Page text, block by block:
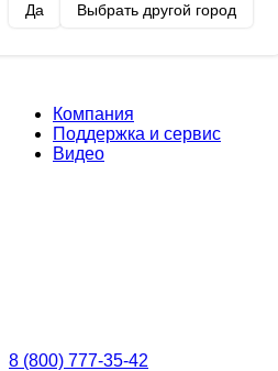
Да Выбрать другой город
Компания
Поддержка и сервис
Видео
8 (800) 777-35-42